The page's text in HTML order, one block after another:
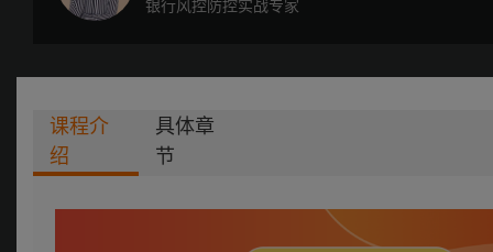
银行风控防控实战专家
课程介
绍
具体章
节